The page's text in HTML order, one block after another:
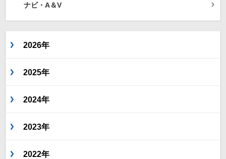
ナビ・A＆V
2026年
2025年
2024年
2023年
2022年